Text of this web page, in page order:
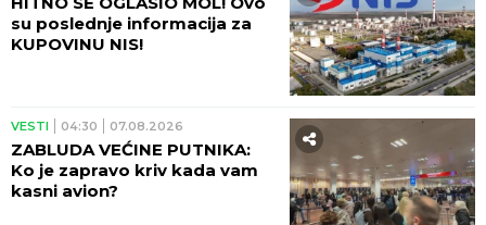
su poslednje informacija za
KUPOVINU NIS!
VESTI 04:30 07.08.2026
ZABLUDA VEĆINE PUTNIKA:
Ko je zapravo kriv kada vam
kasni avion?